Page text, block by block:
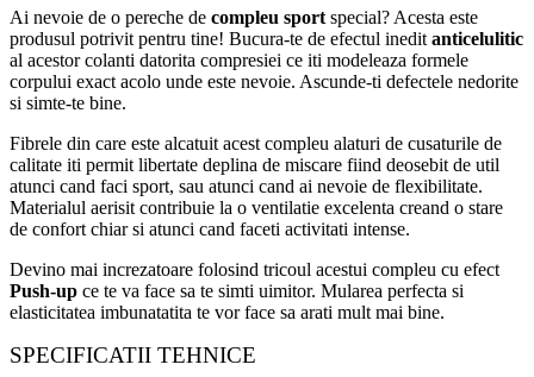
Ai nevoie de o pereche de compleu sport special? Acesta este
produsul potrivit pentru tine! Bucura-te de efectul inedit anticelulitic
al acestor colanti datorita compresiei ce iti modeleaza formele
corpului exact acolo unde este nevoie. Ascunde-ti defectele nedorite
si simte-te bine.
Fibrele din care este alcatuit acest compleu alaturi de cusaturile de
calitate iti permit libertate deplina de miscare fiind deosebit de util
atunci cand faci sport, sau atunci cand ai nevoie de flexibilitate.
Materialul aerisit contribuie la o ventilatie excelenta creand o stare
de confort chiar si atunci cand faceti activitati intense.
Devino mai increzatoare folosind tricoul acestui compleu cu efect
Push-up ce te va face sa te simti uimitor. Mularea perfecta si
elasticitatea imbunatatita te vor face sa arati mult mai bine.
SPECIFICATII TEHNICE